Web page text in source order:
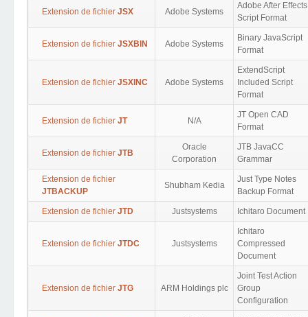
Extension de fichier JSX Adobe Systems
Adobe After Effects
Script Format
Extension de fichier JSXBIN Adobe Systems
Binary JavaScript
Format
Extension de fichier JSXINC Adobe Systems
ExtendScript
Included Script
Format
Extension de fichier JT N/A
JT Open CAD
Format
Extension de fichier JTB
Oracle
Corporation
JTB JavaCC
Grammar
Extension de fichier
JTBACKUP
Shubham Kedia
Just Type Notes
Backup Format
Extension de fichier JTD Justsystems Ichitaro Document
Extension de fichier JTDC Justsystems
Ichitaro
Compressed
Document
Extension de fichier JTG ARM Holdings plc
Joint Test Action
Group
Configuration